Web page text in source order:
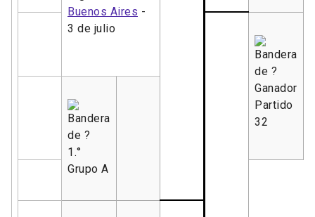
Buenos Aires -
3 de julio
Ganador
Partido
32
1.°
Grupo A